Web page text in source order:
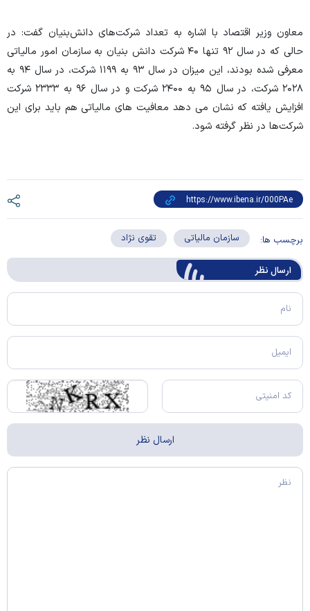
معاون وزیر اقتصاد با اشاره به تعداد شرکت‌های دانش‌بنیان گفت: در
حالی که در سال ۹۲ تنها ۴۰ شرکت دانش بنیان به سازمان امور مالیاتی
معرفی شده بودند، این میزان در سال ۹۳ به ۱۱۹۹ شرکت، در سال ۹۴ به
۲۰۲۸ شرکت، در سال ۹۵ به ۲۴۰۰ شرکت و در سال ۹۶ به ۲۳۳۳ شرکت
افزایش یافته که نشان می دهد معافیت های مالیاتی هم باید برای این
شرکت‌ها در نظر گرفته شود.
برچسب ها: سازمان مالیاتی تقوی نژاد
ارسال‌ نظر